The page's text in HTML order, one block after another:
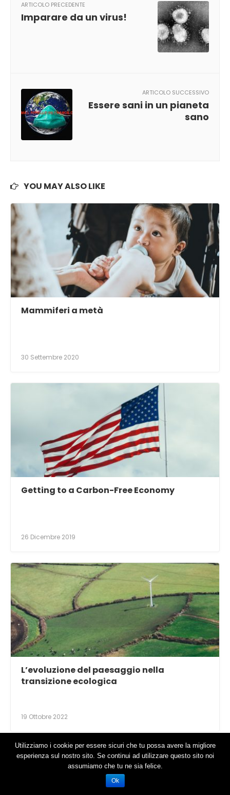
ARTICOLO PRECEDENTE
Imparare da un virus!
ARTICOLO SUCCESSIVO
Essere sani in un pianeta
sano
YOU MAY ALSO LIKE
Mammiferi a metà
30 Settembre 2020
Getting to a Carbon-Free Economy
26 Dicembre 2019
L’evoluzione del paesaggio nella
transizione ecologica
19 Ottobre 2022
NO COMMENTS
LASCIA UN COMMENTO
Utilizziamo i cookie per essere sicuri che tu possa avere la migliore
esperienza sul nostro sito. Se continui ad utilizzare questo sito noi
assumiamo che tu ne sia felice.
Ok